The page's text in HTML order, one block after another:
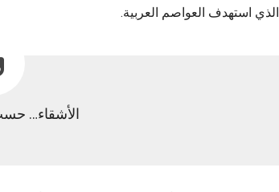
الذي استهدف العواصم العربية.
الأشقاء…